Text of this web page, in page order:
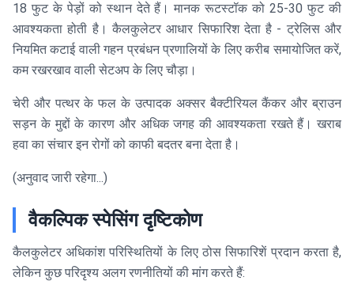
18 फुट के पेड़ों को स्थान देते हैं। मानक रूटस्टॉक को 25-30 फुट की
आवश्यकता होती है। कैलकुलेटर आधार सिफारिश देता है - ट्रेलिस और
नियमित कटाई वाली गहन प्रबंधन प्रणालियों के लिए करीब समायोजित करें,
कम रखरखाव वाली सेटअप के लिए चौड़ा।
चेरी और पत्थर के फल के उत्पादक अक्सर बैक्टीरियल कैंकर और ब्राउन
सड़न के मुद्दों के कारण और अधिक जगह की आवश्यकता रखते हैं। खराब
हवा का संचार इन रोगों को काफी बदतर बना देता है।
(अनुवाद जारी रहेगा...)
वैकल्पिक स्पेसिंग दृष्टिकोण
कैलकुलेटर अधिकांश परिस्थितियों के लिए ठोस सिफारिशें प्रदान करता है,
लेकिन कुछ परिदृश्य अलग रणनीतियों की मांग करते हैं: